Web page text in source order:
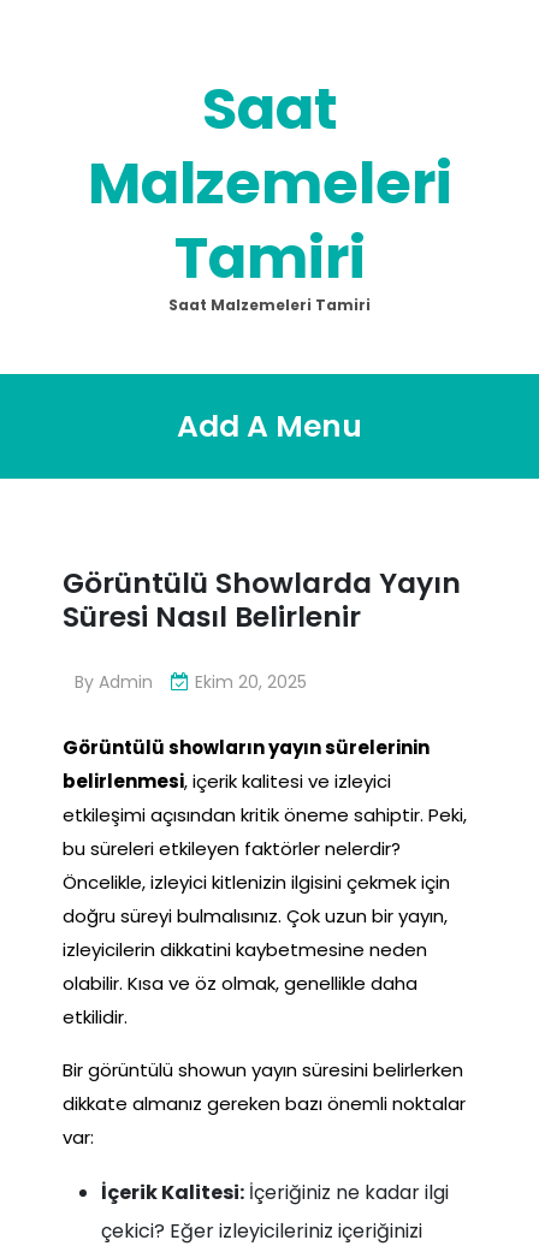
Saat
Malzemeleri
Tamiri
Saat Malzemeleri Tamiri
Add A Menu
Görüntülü Showlarda Yayın
Süresi Nasıl Belirlenir
By Admin Ekim 20, 2025
Görüntülü showların yayın sürelerinin
belirlenmesi, içerik kalitesi ve izleyici
etkileşimi açısından kritik öneme sahiptir. Peki,
bu süreleri etkileyen faktörler nelerdir?
Öncelikle, izleyici kitlenizin ilgisini çekmek için
doğru süreyi bulmalısınız. Çok uzun bir yayın,
izleyicilerin dikkatini kaybetmesine neden
olabilir. Kısa ve öz olmak, genellikle daha
etkilidir.
Bir görüntülü showun yayın süresini belirlerken
dikkate almanız gereken bazı önemli noktalar
var:
İçerik Kalitesi: İçeriğiniz ne kadar ilgi
çekici? Eğer izleyicileriniz içeriğinizi